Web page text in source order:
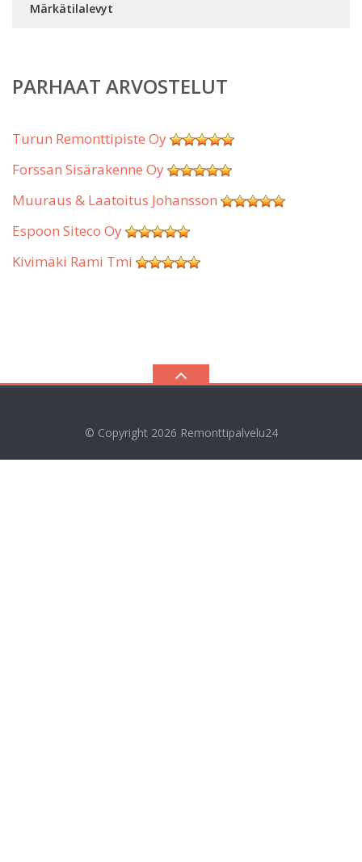
Märkätilalevyt
PARHAAT ARVOSTELUT
Turun Remonttipiste Oy
Forssan Sisärakenne Oy
Muuraus & Laatoitus Johansson
Espoon Siteco Oy
Kivimäki Rami Tmi
© Copyright 2026 Remonttipalvelu24